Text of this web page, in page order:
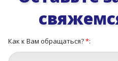
Как к Вам обращаться?*: